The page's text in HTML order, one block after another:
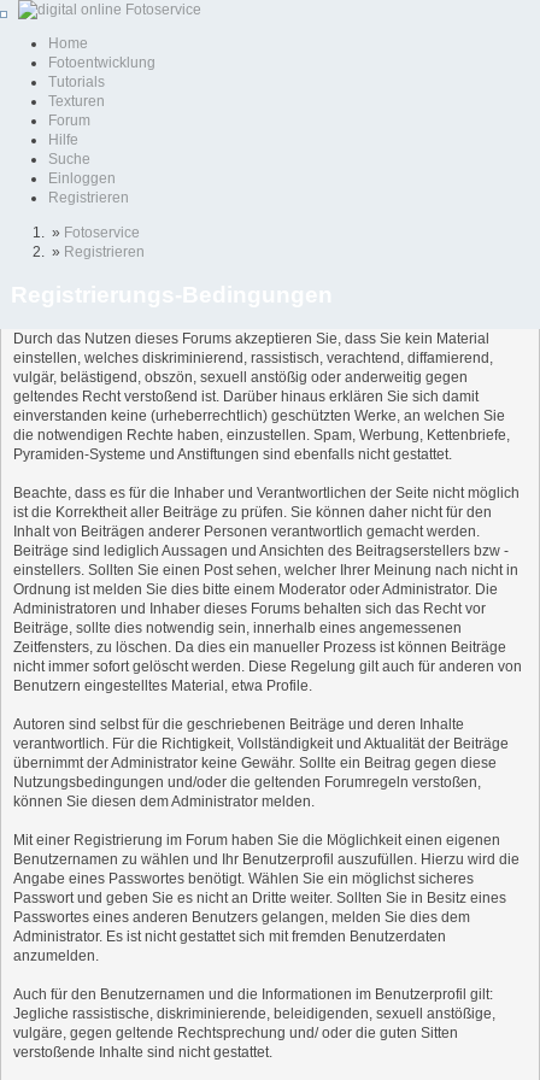
Home
Fotoentwicklung
Tutorials
Texturen
Forum
Hilfe
Suche
Einloggen
Registrieren
» Fotoservice
» Registrieren
Durch das Nutzen dieses Forums akzeptieren Sie, dass Sie kein Material
einstellen, welches diskriminierend, rassistisch, verachtend, diffamierend,
vulgär, belästigend, obszön, sexuell anstößig oder anderweitig gegen
geltendes Recht verstoßend ist. Darüber hinaus erklären Sie sich damit
einverstanden keine (urheberrechtlich) geschützten Werke, an welchen Sie
die notwendigen Rechte haben, einzustellen. Spam, Werbung, Kettenbriefe,
Pyramiden-Systeme und Anstiftungen sind ebenfalls nicht gestattet.
Beachte, dass es für die Inhaber und Verantwortlichen der Seite nicht möglich
ist die Korrektheit aller Beiträge zu prüfen. Sie können daher nicht für den
Inhalt von Beiträgen anderer Personen verantwortlich gemacht werden.
Beiträge sind lediglich Aussagen und Ansichten des Beitragserstellers bzw -
einstellers. Sollten Sie einen Post sehen, welcher Ihrer Meinung nach nicht in
Ordnung ist melden Sie dies bitte einem Moderator oder Administrator. Die
Administratoren und Inhaber dieses Forums behalten sich das Recht vor
Beiträge, sollte dies notwendig sein, innerhalb eines angemessenen
Zeitfensters, zu löschen. Da dies ein manueller Prozess ist können Beiträge
nicht immer sofort gelöscht werden. Diese Regelung gilt auch für anderen von
Benutzern eingestelltes Material, etwa Profile.
Autoren sind selbst für die geschriebenen Beiträge und deren Inhalte
verantwortlich. Für die Richtigkeit, Vollständigkeit und Aktualität der Beiträge
übernimmt der Administrator keine Gewähr. Sollte ein Beitrag gegen diese
Nutzungsbedingungen und/oder die geltenden Forumregeln verstoßen,
können Sie diesen dem Administrator melden.
Mit einer Registrierung im Forum haben Sie die Möglichkeit einen eigenen
Benutzernamen zu wählen und Ihr Benutzerprofil auszufüllen. Hierzu wird die
Angabe eines Passwortes benötigt. Wählen Sie ein möglichst sicheres
Passwort und geben Sie es nicht an Dritte weiter. Sollten Sie in Besitz eines
Passwortes eines anderen Benutzers gelangen, melden Sie dies dem
Administrator. Es ist nicht gestattet sich mit fremden Benutzerdaten
anzumelden.
Auch für den Benutzernamen und die Informationen im Benutzerprofil gilt:
Jegliche rassistische, diskriminierende, beleidigenden, sexuell anstößige,
vulgäre, gegen geltende Rechtsprechung und/ oder die guten Sitten
verstoßende Inhalte sind nicht gestattet.